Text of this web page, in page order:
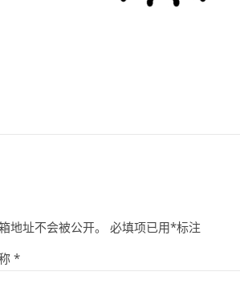
地址不会被公开。 必填项已用*标注
*